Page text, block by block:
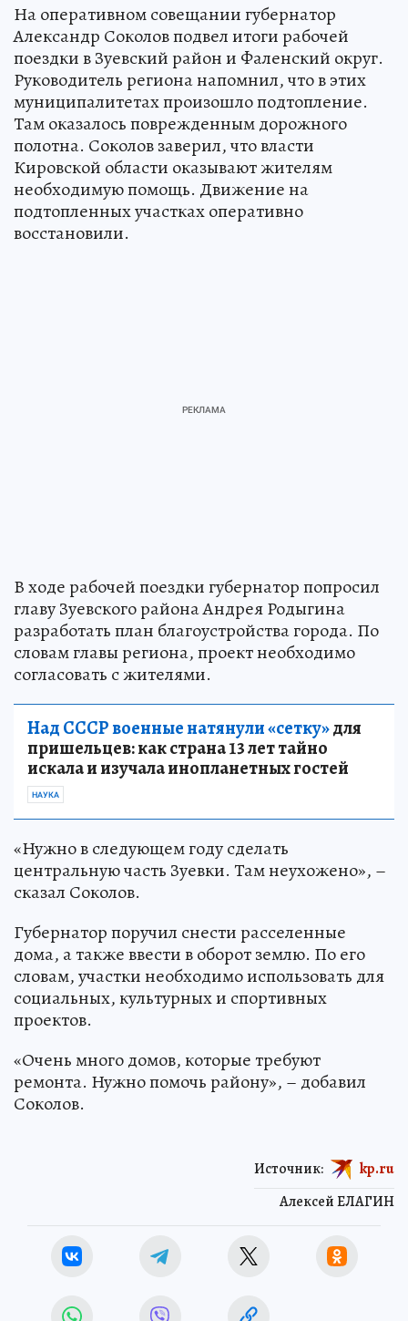
На оперативном совещании губернатор
Александр Соколов подвел итоги рабочей
поездки в Зуевский район и Фаленский округ.
Руководитель региона напомнил, что в этих
муниципалитетах произошло подтопление.
Там оказалось поврежденным дорожного
полотна. Соколов заверил, что власти
Кировской области оказывают жителям
необходимую помощь. Движение на
подтопленных участках оперативно
восстановили.
В ходе рабочей поездки губернатор попросил
главу Зуевского района Андрея Родыгина
разработать план благоустройства города. По
словам главы региона, проект необходимо
согласовать с жителями.
Над СССР военные натянули «сетку»для
пришельцев: как страна 13 лет тайно
искала и изучала инопланетных гостей
НАУКА
«Нужно в следующем году сделать
центральную часть Зуевки. Там неухожено», –
сказал Соколов.
Губернатор поручил снести расселенные
дома, а также ввести в оборот землю. По его
словам, участки необходимо использовать для
социальных, культурных и спортивных
проектов.
«Очень много домов, которые требуют
ремонта. Нужно помочь району», – добавил
Соколов.
Алексей ЕЛАГИН
Источник: kp.ru